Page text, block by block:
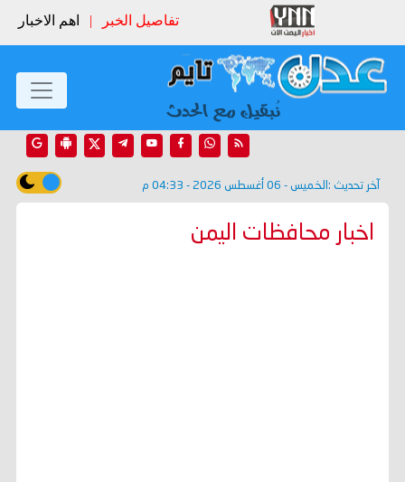
تفاصيل الخبر | اهم الاخبار